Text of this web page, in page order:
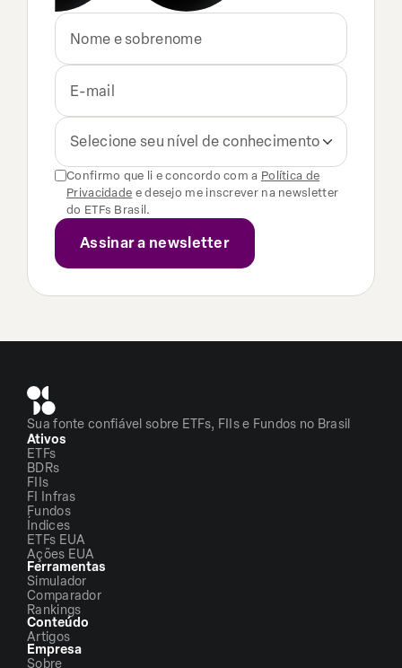
Selecione seu nível de conhecimento
Confirmo que li e concordo com a Política de
Privacidade e desejo me inscrever na newsletter
do ETFs Brasil.
Sua fonte confiável sobre ETFs, FIIs e Fundos no Brasil
Ativos
ETFs
BDRs
FIIs
FI Infras
Fundos
Índices
ETFs EUA
Ações EUA
Ferramentas
Simulador
Comparador
Rankings
Conteúdo
Artigos
Empresa
Sobre